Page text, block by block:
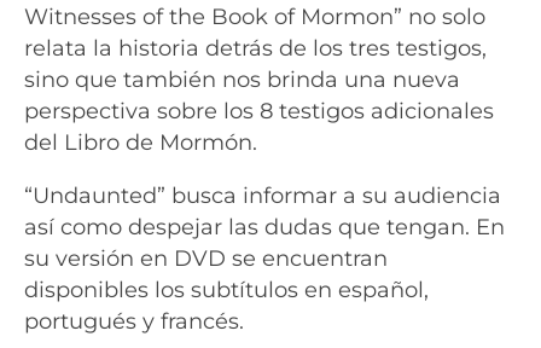
Witnesses of the Book of Mormon” no solo
relata la historia detrás de los tres testigos,
sino que también nos brinda una nueva
perspectiva sobre los 8 testigos adicionales
del Libro de Mormón.
“Undaunted” busca informar a su audiencia
así como despejar las dudas que tengan. En
su versión en DVD se encuentran
disponibles los subtítulos en español,
portugués y francés.